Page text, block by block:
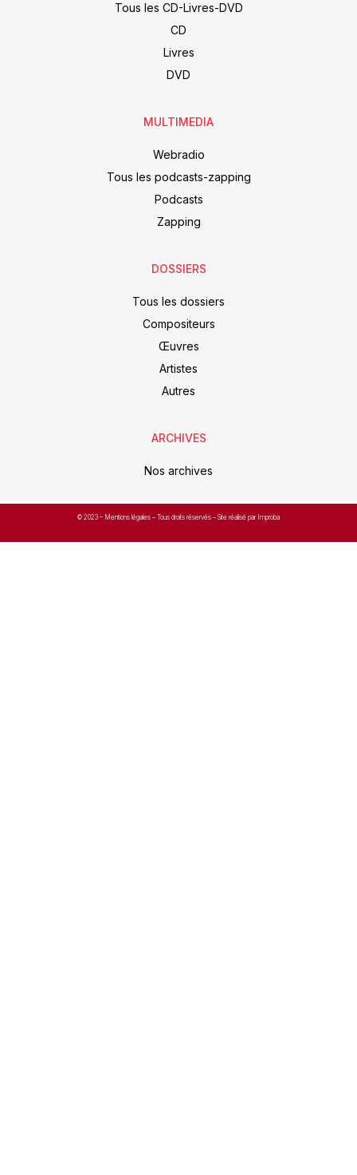
Tous les CD-Livres-DVD
CD
Livres
DVD
MULTIMEDIA
Webradio
Tous les podcasts-zapping
Podcasts
Zapping
DOSSIERS
Tous les dossiers
Compositeurs
Œuvres
Artistes
Autres
ARCHIVES
Nos archives
© 2023 – Mentions légales – Tous droits réservés – Site réalisé par Improba